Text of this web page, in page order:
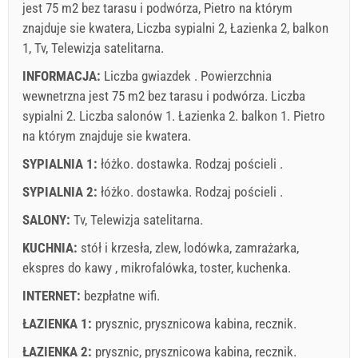
(once - według _person), Rejestracja gościa (01.01 - 30.06.
/ 01.09. - 31.12.): 5 EUR (once - według _person)
Zarezerwuj i czekaj na potwierdzenie
If you don"t want to book now, instead you have more
questions, please fill them bellow and click on "Send
jest 75 m2 bez tarasu i podwórza, Pietro na którym
znajduje sie kwatera, Liczba sypialni 2, Łazienka 2, balkon
1, Tv, Telewizja satelitarna.
INFORMACJA: Liczba gwiazdek . Powierzchnia
wewnetrzna jest 75 m2 bez tarasu i podwórza. Liczba
sypialni 2. Liczba salonów 1. Łazienka 2. balkon 1. Pietro
na którym znajduje sie kwatera.
SYPIALNIA 1: łóżko. dostawka. Rodzaj pościeli .
SYPIALNIA 2: łóżko. dostawka. Rodzaj pościeli .
SALONY: Tv, Telewizja satelitarna.
KUCHNIA: stół i krzesła, zlew, lodówka, zamrażarka,
ekspres do kawy , mikrofalówka, toster, kuchenka.
INTERNET: bezpłatne wifi.
ŁAZIENKA 1: prysznic, prysznicowa kabina, recznik.
ŁAZIENKA 2: prysznic, prysznicowa kabina, recznik.